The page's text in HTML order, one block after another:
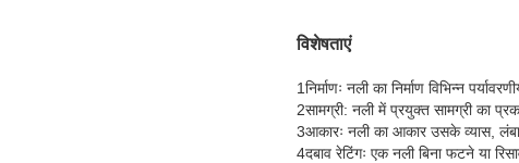
विशेषताएं
1निर्माणः नली का निर्माण विभिन्न
2सामग्री: नली में प्रयुक्त सामग्री का
3आकारः नली का आकार उसके व्यास,
4दबाव रेटिंगः एक नली बिना फटने या